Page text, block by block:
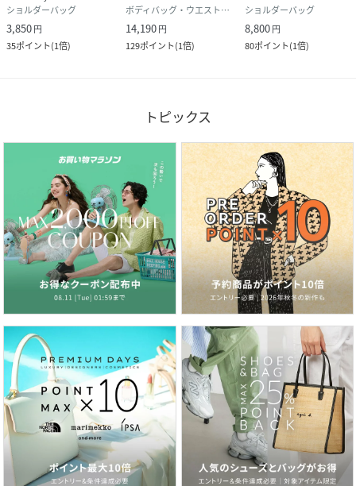
ショルダーバッグ
3,850円
35ポイント(1倍)
ボディバッグ・ウエストポーチ
14,190円
129ポイント(1倍)
ショルダーバッグ
8,800円
80ポイント(1倍)
トピックス